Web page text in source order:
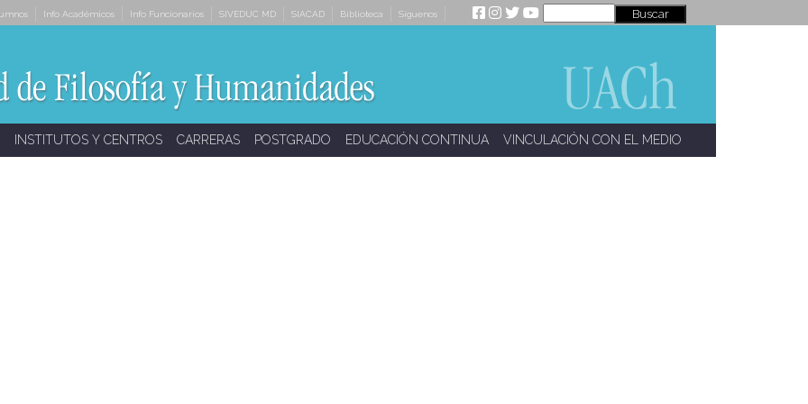
Info Académicos Info Funcionarios SIVEDUC MD SIACAD Biblioteca Síguenos
INSTITUTOS Y CENTROS CARRERAS POSTGRADO EDUCACIÓN CONTINUA VINCULACIÓN CON EL MEDIO